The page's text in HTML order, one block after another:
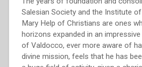
Salesian Society and the Institute
Mary Help of Christians are ones
horizons expanded in an
of Valdocco, ever more aware of
divine mission, feels that he has